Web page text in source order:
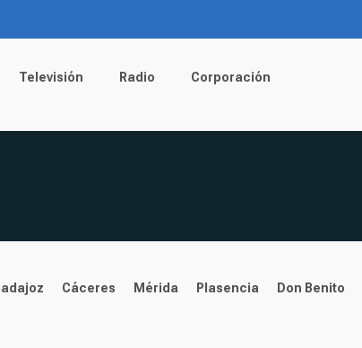
Televisión Radio Corporación
Cáceres Mérida Plasencia Don Benito